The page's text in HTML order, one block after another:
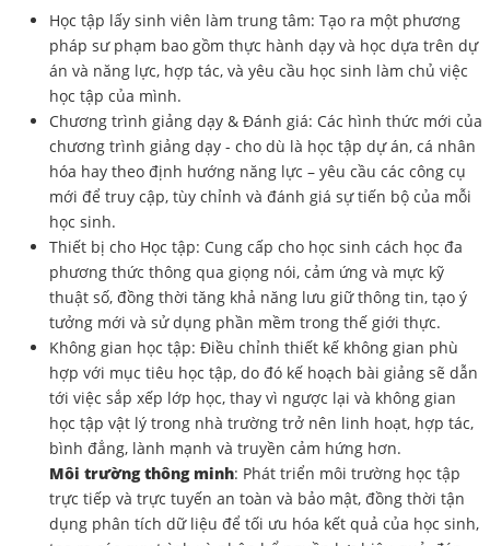
Học tập lấy sinh viên làm trung tâm: Tạo ra một phương
pháp sư phạm bao gồm thực hành dạy và học dựa trên dự
án và năng lực, hợp tác, và yêu cầu học sinh làm chủ việc
học tập của mình.
Chương trình giảng dạy & Đánh giá: Các hình thức mới của
chương trình giảng dạy - cho dù là học tập dự án, cá nhân
hóa hay theo định hướng năng lực – yêu cầu các công cụ
mới để truy cập, tùy chỉnh và đánh giá sự tiến bộ của mỗi
học sinh.
Thiết bị cho Học tập: Cung cấp cho học sinh cách học đa
phương thức thông qua giọng nói, cảm ứng và mực kỹ
thuật số, đồng thời tăng khả năng lưu giữ thông tin, tạo ý
tưởng mới và sử dụng phần mềm trong thế giới thực.
Không gian học tập: Điều chỉnh thiết kế không gian phù
hợp với mục tiêu học tập, do đó kế hoạch bài giảng sẽ dẫn
tới việc sắp xếp lớp học, thay vì ngược lại và không gian
học tập vật lý trong nhà trường trở nên linh hoạt, hợp tác,
bình đẳng, lành mạnh và truyền cảm hứng hơn.
Môi trường thông minh: Phát triển môi trường học tập
trực tiếp và trực tuyến an toàn và bảo mật, đồng thời tận
dụng phân tích dữ liệu để tối ưu hóa kết quả của học sinh,